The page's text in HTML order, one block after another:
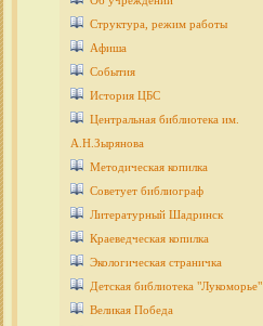
Структура, режим работы
Афиша
События
История ЦБС
Центральная библиотека им.
А.Н.Зырянова
Методическая копилка
Советует библиограф
Литературный Шадринск
Краеведческая копилка
Экологическая страничка
Детcкая библиотека "Лукоморье"
Великая Победа